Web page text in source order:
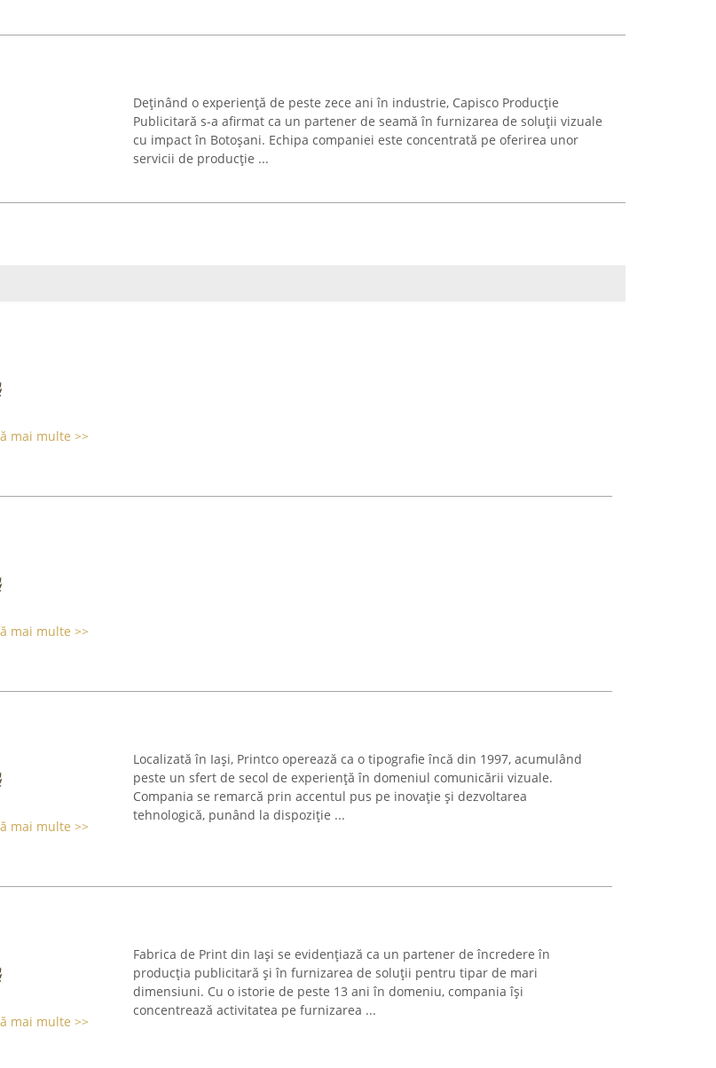
Deținând o experiență de peste zece ani în industrie, Capisco Producție
Publicitară s-a afirmat ca un partener de seamă în furnizarea de soluții vizuale
cu impact în Botoșani. Echipa companiei este concentrată pe oferirea unor
servicii de producție ...
mai multe >>
mai multe >>
mai multe >>
Localizată în Iași, Printco operează ca o tipografie încă din 1997, acumulând
peste un sfert de secol de experiență în domeniul comunicării vizuale.
Compania se remarcă prin accentul pus pe inovație și dezvoltarea
tehnologică, punând la dispoziție ...
mai multe >>
Fabrica de Print din Iași se evidențiază ca un partener de încredere în
producția publicitară și în furnizarea de soluții pentru tipar de mari
dimensiuni. Cu o istorie de peste 13 ani în domeniu, compania își
concentrează activitatea pe furnizarea ...